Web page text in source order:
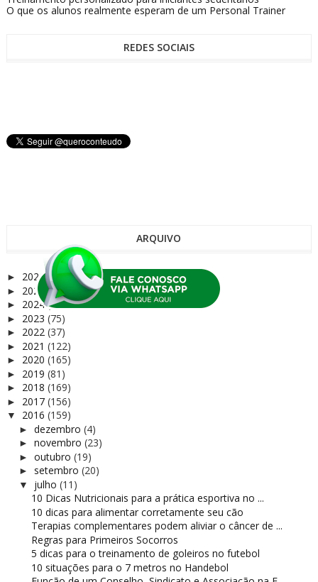
O que os alunos realmente esperam de um Personal Trainer
REDES SOCIAIS
ARQUIVO
► 2026(9)
► 2025(68)
► 2024(72)
► 2023 (75)
► 2022 (37)
► 2021 (122)
► 2020 (165)
► 2019 (81)
► 2018 (169)
► 2017 (156)
▼ 2016 (159)
► dezembro (4)
► novembro (23)
► outubro (19)
► setembro (20)
▼ julho (11)
10 Dicas Nutricionais para a prática esportiva no ...
10 dicas para alimentar corretamente seu cão
Terapias complementares podem aliviar o câncer de ...
Regras para Primeiros Socorros
5 dicas para o treinamento de goleiros no futebol
10 situações para o 7 metros no Handebol